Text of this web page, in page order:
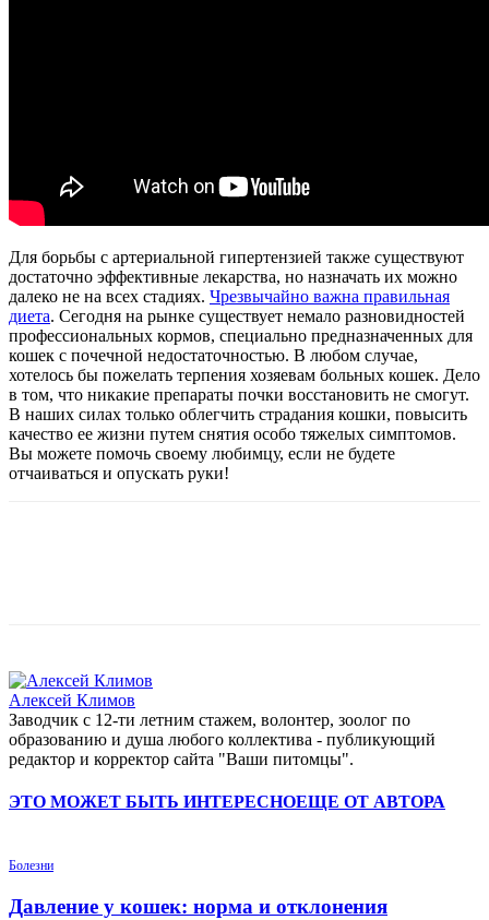
Для борьбы с артериальной гипертензией также существуют
достаточно эффективные лекарства, но назначать их можно
далеко не на всех стадиях. Чрезвычайно важна правильная
диета. Сегодня на рынке существует немало разновидностей
профессиональных кормов, специально предназначенных для
кошек с почечной недостаточностью. В любом случае,
хотелось бы пожелать терпения хозяевам больных кошек. Дело
в том, что никакие препараты почки восстановить не смогут.
В наших силах только облегчить страдания кошки, повысить
качество ее жизни путем снятия особо тяжелых симптомов.
Вы можете помочь своему любимцу, если не будете
отчаиваться и опускать руки!
Алексей Климов
Заводчик c 12-ти летним стажем, волонтер, зоолог по
образованию и душа любого коллектива - публикующий
редактор и корректор сайта "Ваши питомцы".
ЭТО МОЖЕТ БЫТЬ ИНТЕРЕСНОЕЩЕ ОТ АВТОРА
Болезни
Давление у кошек: норма и отклонения